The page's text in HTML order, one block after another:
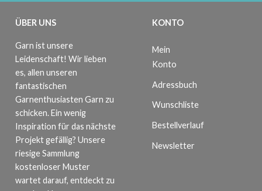
ÜBER UNS
Garn ist unsere
Leidenschaft! Wir lieben
es, allen unseren
fantastischen
Garnenthusiasten Garn zu
schicken. Ein wenig
Inspiration für das nächste
Projekt gefällig? Unsere
riesige Sammlung
kostenloser Muster
wartet darauf, entdeckt zu
KONTO
Mein
Konto
Adressbuch
Wunschliste
Bestellverlauf
Newsletter